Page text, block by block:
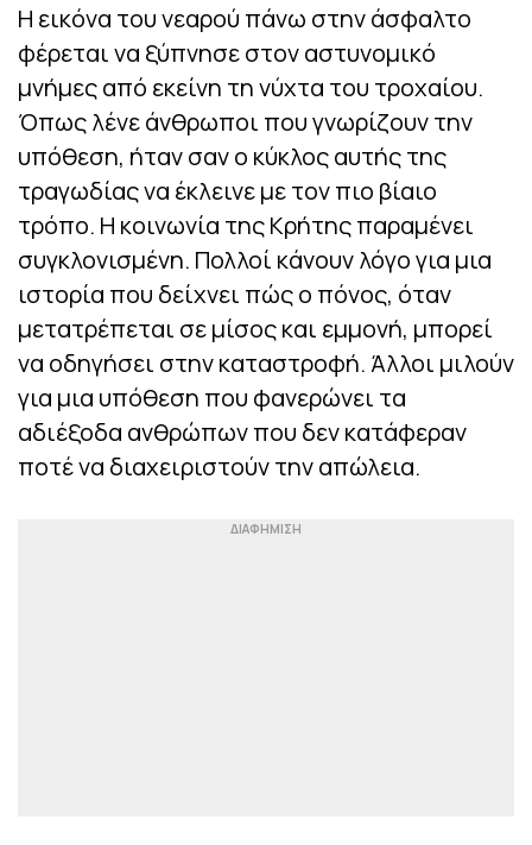
Η εικόνα του νεαρού πάνω στην άσφαλτο
φέρεται να ξύπνησε στον αστυνομικό
μνήμες από εκείνη τη νύχτα του τροχαίου.
Όπως λένε άνθρωποι που γνωρίζουν την
υπόθεση, ήταν σαν ο κύκλος αυτής της
τραγωδίας να έκλεινε με τον πιο βίαιο
τρόπο. Η κοινωνία της Κρήτης παραμένει
συγκλονισμένη. Πολλοί κάνουν λόγο για μια
ιστορία που δείχνει πώς ο πόνος, όταν
μετατρέπεται σε μίσος και εμμονή, μπορεί
να οδηγήσει στην καταστροφή. Άλλοι μιλούν
για μια υπόθεση που φανερώνει τα
αδιέξοδα ανθρώπων που δεν κατάφεραν
ποτέ να διαχειριστούν την απώλεια.